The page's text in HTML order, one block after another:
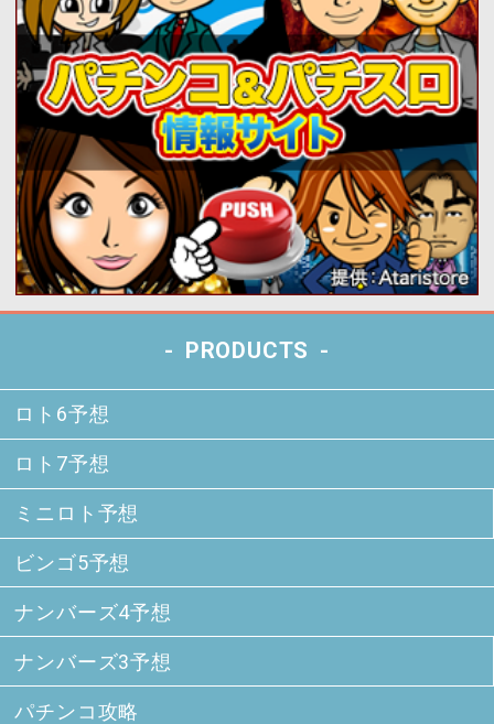
PRODUCTS
ロト6予想
ロト7予想
ミニロト予想
ビンゴ5予想
ナンバーズ4予想
ナンバーズ3予想
パチンコ攻略